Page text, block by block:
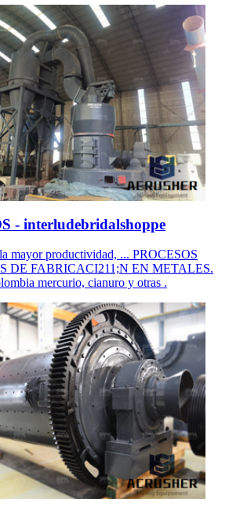
- interludebridalshoppe
mayor productividad, ... PROCESOS
DE FABRICACI211;N EN METALES.
mercurio, cianuro y otras .